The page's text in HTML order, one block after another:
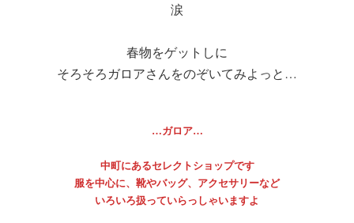
涙
春物をゲットしに
そろそろガロアさんをのぞいてみよっと…
…ガロア…
中町にあるセレクトショップです
服を中心に、靴やバッグ、アクセサリーなど
いろいろ扱っていらっしゃいますよ